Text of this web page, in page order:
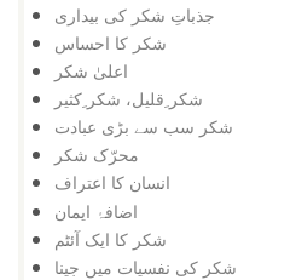
جذباتِ شکر کی بیداری
شکر کا احساس
اعلیٰ شکر
شکر ِقلیل، شکر ِکثیر
شکر سب سے بڑی عبادت
محرّک شکر
انسان کا اعتراف
اضافۂ ایمان
شکر کا ایک آئٹم
شکر کی نفسیات میں جینا